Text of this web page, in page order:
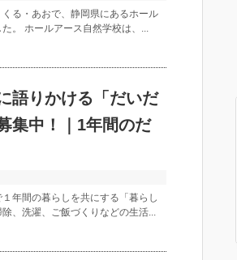
る・あおで、静岡県にあるホール
。 ホールアース自然学校は、...
語りかける「だいだ
集中！｜1年間のだ
年間の暮らしを共にする「暮らし
、洗濯、ご飯づくりなどの生活...